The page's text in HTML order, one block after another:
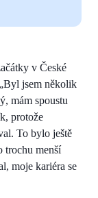
v České
jsem několik
mám spoustu
protože
To bylo ještě
trochu menší
moje kariéra se